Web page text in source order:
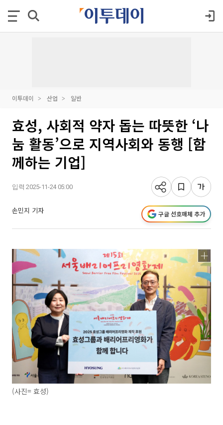
이투데이 산업 일반
효성, 사회적 약자 돕는 따뜻한 ‘나
눔 활동’으로 지역사회와 동행 [함
께하는 기업]
입력 2025-11-24 05:00
손민지 기자 구글 선호매체 추가
(사진= 효성)